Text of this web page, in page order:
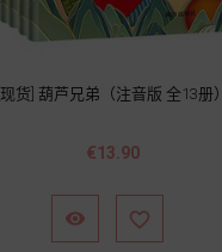
[现货] 葫芦兄弟（注音版 全13册）
Price
€13.90
 